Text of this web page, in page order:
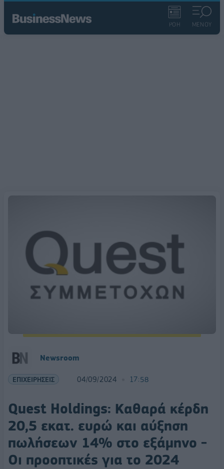
ΡΟΗ ΜΕΝΟΥ
Newsroom
ΕΠΙΧΕΙΡΗΣΕΙΣ 04/09/2024 17:58
Quest Holdings: Καθαρά κέρδη
20,5 εκατ. ευρώ και αύξηση
πωλήσεων 14% στο εξάμηνο -
Οι προοπτικές για το 2024